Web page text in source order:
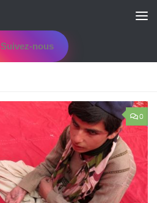
Suivez-nous
0